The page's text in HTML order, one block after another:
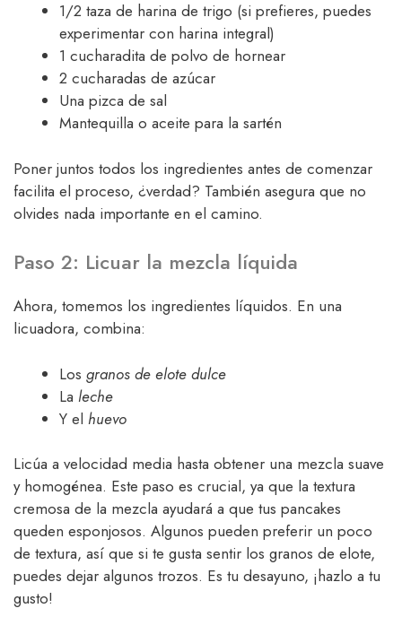
1/2 taza de harina de trigo (si prefieres, puedes
experimentar con harina integral)
1 cucharadita de polvo de hornear
2 cucharadas de azúcar
Una pizca de sal
Mantequilla o aceite para la sartén
Poner juntos todos los ingredientes antes de comenzar
facilita el proceso, ¿verdad? También asegura que no
olvides nada importante en el camino.
Paso 2: Licuar la mezcla líquida
Ahora, tomemos los ingredientes líquidos. En una
licuadora, combina:
Los granos de elote dulce
La leche
Y el huevo
Licúa a velocidad media hasta obtener una mezcla suave
y homogénea. Este paso es crucial, ya que la textura
cremosa de la mezcla ayudará a que tus pancakes
queden esponjosos. Algunos pueden preferir un poco
de textura, así que si te gusta sentir los granos de elote,
puedes dejar algunos trozos. Es tu desayuno, ¡hazlo a tu
gusto!